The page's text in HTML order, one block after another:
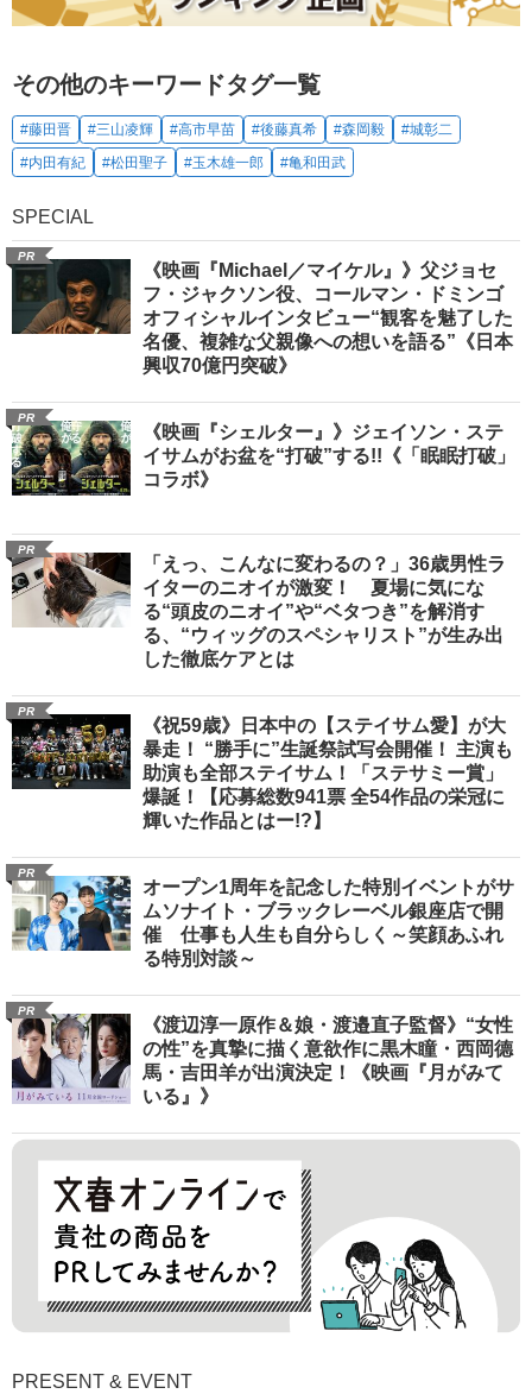
その他のキーワードタグ一覧
#藤田晋 #三山凌輝 #高市早苗 #後藤真希 #森岡毅
#城彰二
#内田有紀
#松田聖子 #玉木雄一郎 #亀和田武
SPECIAL
PR
《映画『Michael／マイケル』》父ジョセ
フ・ジャクソン役、コールマン・ドミンゴ
オフィシャルインタビュー“観客を魅了した
名優、複雑な父親像への想いを語る”《日本
興収70億円突破》
PR
《映画『シェルター』》ジェイソン・ステ
イサムがお盆を“打破”する!!《「眠眠打破」
コラボ》
PR
「えっ、こんなに変わるの？」36歳男性ラ
イターのニオイが激変！ 夏場に気にな
る“頭皮のニオイ”や“ベタつき”を解消す
る、“ウィッグのスペシャリスト”が生み出
した徹底ケアとは
PR
《祝59歳》日本中の【ステイサム愛】が大
暴走！ “勝手に”生誕祭試写会開催！ 主演も
助演も全部ステイサム！「ステサミー賞」
爆誕！【応募総数941票 全54作品の栄冠に
輝いた作品とはー!?】
PR
オープン1周年を記念した特別イベントがサ
ムソナイト・ブラックレーベル銀座店で開
催 仕事も人生も自分らしく～笑顔あふれ
る特別対談～
PR
《渡辺淳一原作＆娘・渡邉直子監督》“女性
の性”を真摯に描く意欲作に黒木瞳・西岡德
馬・吉田羊が出演決定！《映画『月がみて
いる』》
PRESENT & EVENT